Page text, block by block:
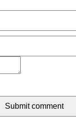
Submit comment